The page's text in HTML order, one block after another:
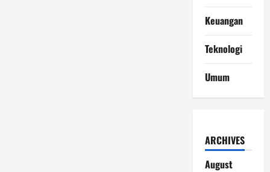
Keuangan
Teknologi
Umum
ARCHIVES
August